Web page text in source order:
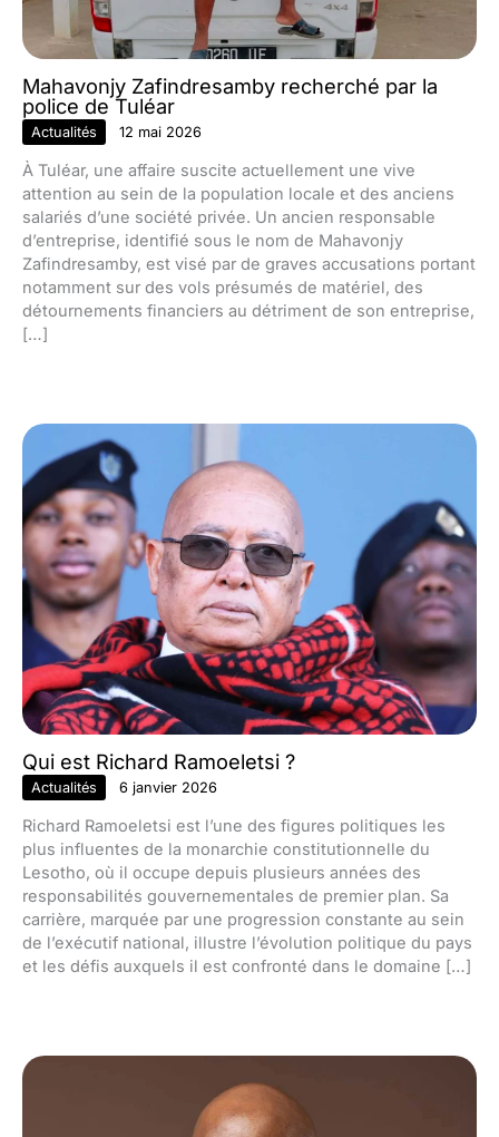
Mahavonjy Zafindresamby recherché par la
police de Tuléar
Actualités 12 mai 2026
À Tuléar, une affaire suscite actuellement une vive
attention au sein de la population locale et des anciens
salariés d’une société privée. Un ancien responsable
d’entreprise, identifié sous le nom de Mahavonjy
Zafindresamby, est visé par de graves accusations portant
notamment sur des vols présumés de matériel, des
détournements financiers au détriment de son entreprise,
[…]
Qui est Richard Ramoeletsi ?
Actualités 6 janvier 2026
Richard Ramoeletsi est l’une des figures politiques les
plus influentes de la monarchie constitutionnelle du
Lesotho, où il occupe depuis plusieurs années des
responsabilités gouvernementales de premier plan. Sa
carrière, marquée par une progression constante au sein
de l’exécutif national, illustre l’évolution politique du pays
et les défis auxquels il est confronté dans le domaine […]